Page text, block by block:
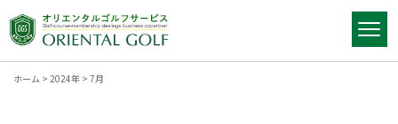
ホーム > 2024年 > 7月